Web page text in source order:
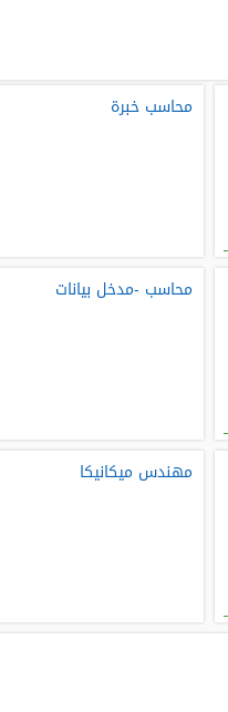
محاسب خبرة
محاسب -مدخل بيانات
مهندس ميكانيكا